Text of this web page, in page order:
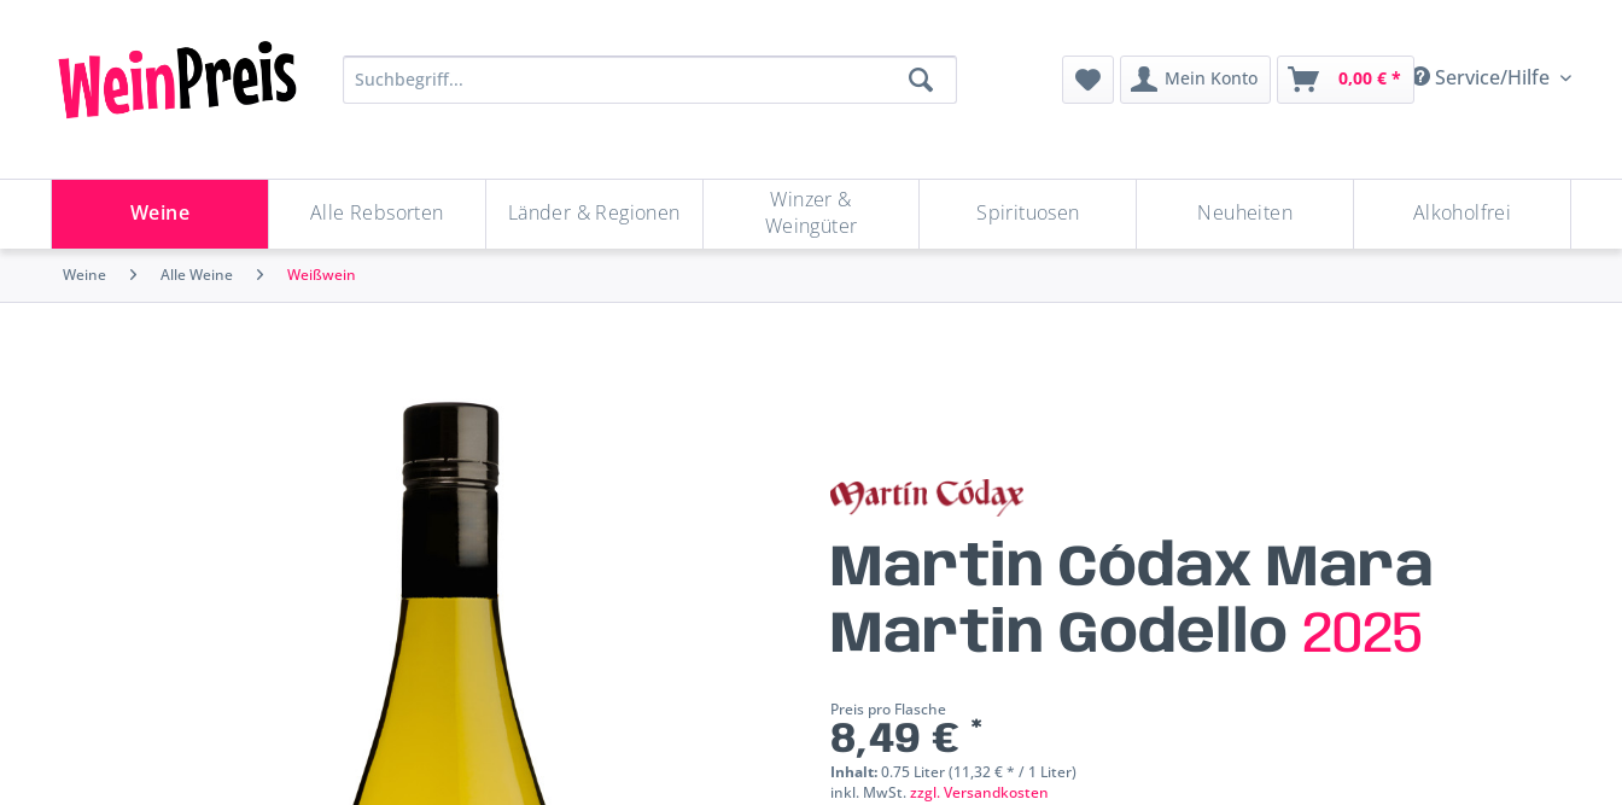
Service/Hilfe
Mein Konto 0,00 € *
Weine Alle Rebsorten Länder & Regionen
Winzer &
Weingüter
Spirituosen Neuheiten Alkoholfrei
Weine Alle Weine Weißwein
Martin Códax Mara
Martin Godello 2025
Preis pro Flasche
8,49 € *
Inhalt:0.75 Liter (11,32 € * / 1 Liter)
inkl. MwSt.zzgl. Versandkosten